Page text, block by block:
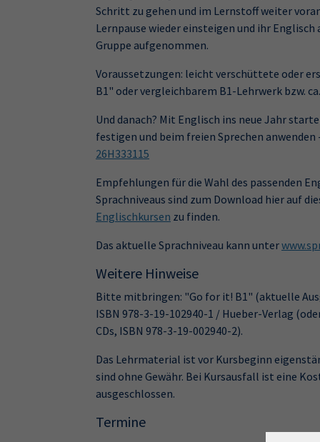
Schritt zu gehen und im Lernstoff weiter
Lernpause wieder einsteigen und ihr
Gruppe aufgenommen.
Voraussetzungen: leicht verschüttete oder
B1" oder vergleichbarem B1-Lehrwerk bzw.
Und danach? Mit Englisch ins neue Jahr
festigen und beim freien Sprechen
26H333115
Empfehlungen für die Wahl des passenden
Sprachniveaus sind zum Download hier auf
Englischkursen zu finden.
Das aktuelle Sprachniveau kann unter
Weitere Hinweise
Bitte mitbringen: "Go for it! B1" (aktuelle
ISBN 978-3-19-102940-1 / Hueber-Verlag
CDs, ISBN 978-3-19-002940-2).
Das Lehrmaterial ist vor Kursbeginn
sind ohne Gewähr. Bei Kursausfall ist eine
ausgeschlossen.
Termine